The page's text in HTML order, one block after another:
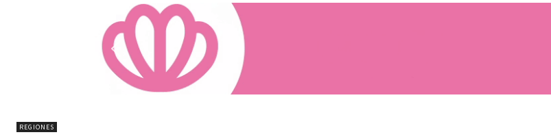
REGIONES